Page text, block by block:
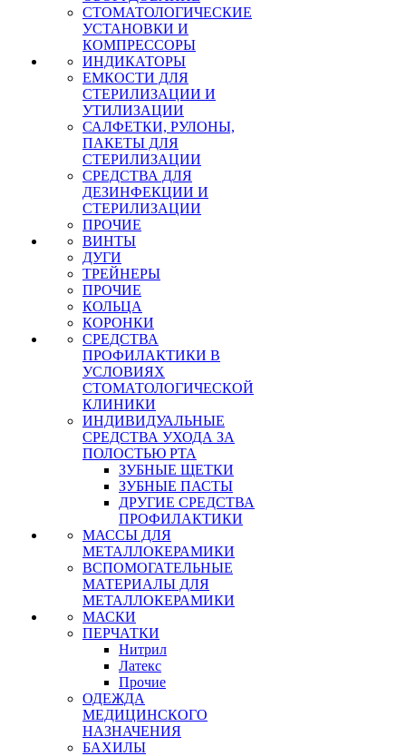
СТОМАТОЛОГИЧЕСКИЕ
УСТАНОВКИ И
КОМПРЕССОРЫ
ИНДИКАТОРЫ
ЕМКОСТИ ДЛЯ
СТЕРИЛИЗАЦИИ И
УТИЛИЗАЦИИ
САЛФЕТКИ, РУЛОНЫ,
ПАКЕТЫ ДЛЯ
СТЕРИЛИЗАЦИИ
СРЕДСТВА ДЛЯ
ДЕЗИНФЕКЦИИ И
СТЕРИЛИЗАЦИИ
ПРОЧИЕ
ВИНТЫ
ДУГИ
ТРЕЙНЕРЫ
ПРОЧИЕ
КОЛЬЦА
КОРОНКИ
СРЕДСТВА
ПРОФИЛАКТИКИ В
УСЛОВИЯХ
СТОМАТОЛОГИЧЕСКОЙ
КЛИНИКИ
ИНДИВИДУАЛЬНЫЕ
СРЕДСТВА УХОДА ЗА
ПОЛОСТЬЮ РТА
ЗУБНЫЕ ЩЕТКИ
ЗУБНЫЕ ПАСТЫ
ДРУГИЕ СРЕДСТВА
ПРОФИЛАКТИКИ
МАССЫ ДЛЯ
МЕТАЛЛОКЕРАМИКИ
ВСПОМОГАТЕЛЬНЫЕ
МАТЕРИАЛЫ ДЛЯ
МЕТАЛЛОКЕРАМИКИ
МАСКИ
ПЕРЧАТКИ
Нитрил
Латекс
Прочие
ОДЕЖДА
МЕДИЦИНСКОГО
НАЗНАЧЕНИЯ
БАХИЛЫ